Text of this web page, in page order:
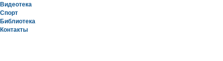
Видеотека
Спорт
Библиотека
Контакты